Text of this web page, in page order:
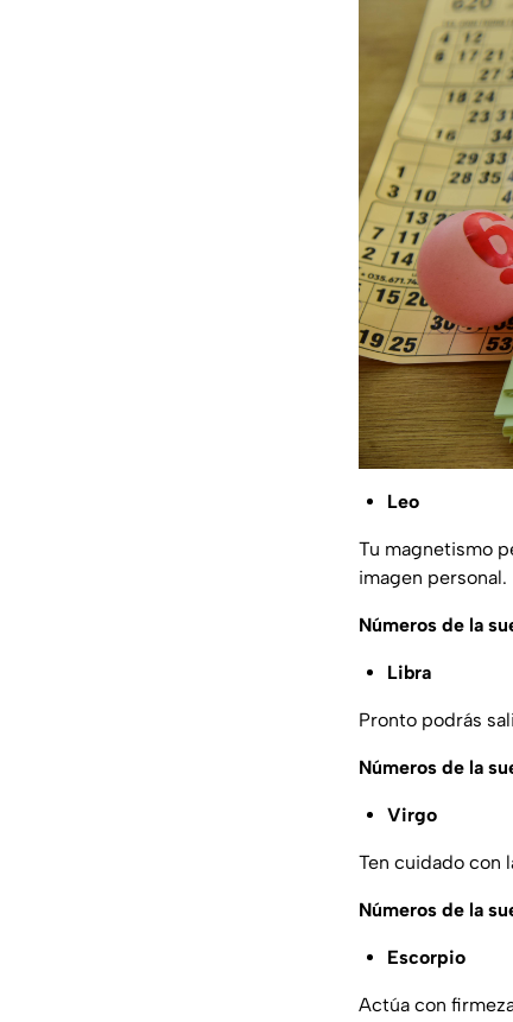
Leo
Tu magnetismo
imagen personal.
Números de la
Libra
Pronto podrás
Números de la
Virgo
Ten cuidado con
Números de la
Escorpio
Actúa con